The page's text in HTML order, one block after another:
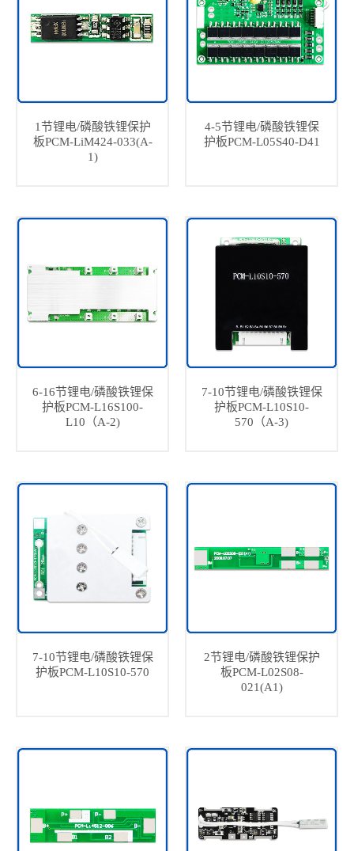
1节锂电/磷酸铁锂保护
板PCM-LiM424-033(A-
1)
4-5节锂电/磷酸铁锂保
护板PCM-L05S40-D41
6-16节锂电/磷酸铁锂保
护板PCM-L16S100-
L10（A-2)
7-10节锂电/磷酸铁锂保
护板PCM-L10S10-
570（A-3)
7-10节锂电/磷酸铁锂保
护板PCM-L10S10-570
2节锂电/磷酸铁锂保护
板PCM-L02S08-
021(A1)